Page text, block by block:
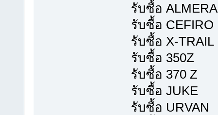
รับซื้อ ALMERA
รับซื้อ CEFIRO
รับซื้อ X-TRAIL
รับซื้อ 350Z
รับซื้อ 370 Z
รับซื้อ JUKE
รับซื้อ URVAN